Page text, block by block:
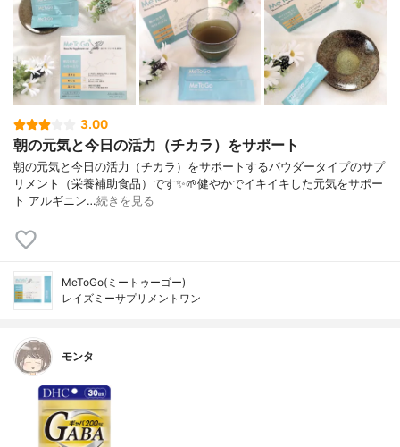
3.00
朝の元気と今日の活力（チカラ）をサポート
朝の元気と今日の活力（チカラ）をサポートするパウダータイプのサプ
リメント（栄養補助食品）です✨⁡⁡︎︎︎︎︎︎🌱健やかでイキイキした元気をサポー
ト アルギニン…続きを見る
MeToGo(ミートゥーゴー)
レイズミーサプリメントワン
モンタ